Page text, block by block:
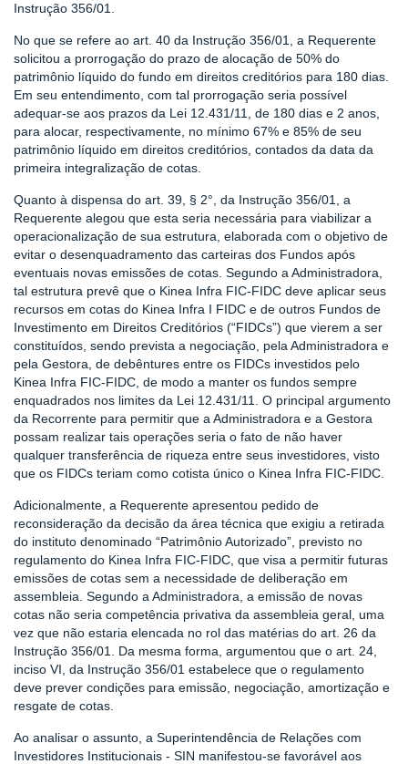
Instrução 356/01.
No que se refere ao art. 40 da Instrução 356/01, a Requerente
solicitou a prorrogação do prazo de alocação de 50% do
patrimônio líquido do fundo em direitos creditórios para 180 dias.
Em seu entendimento, com tal prorrogação seria possível
adequar-se aos prazos da Lei 12.431/11, de 180 dias e 2 anos,
para alocar, respectivamente, no mínimo 67% e 85% de seu
patrimônio líquido em direitos creditórios, contados da data da
primeira integralização de cotas.
Quanto à dispensa do art. 39, § 2°, da Instrução 356/01, a
Requerente alegou que esta seria necessária para viabilizar a
operacionalização de sua estrutura, elaborada com o objetivo de
evitar o desenquadramento das carteiras dos Fundos após
eventuais novas emissões de cotas. Segundo a Administradora,
tal estrutura prevê que o Kinea Infra FIC-FIDC deve aplicar seus
recursos em cotas do Kinea Infra I FIDC e de outros Fundos de
Investimento em Direitos Creditórios (“FIDCs”) que vierem a ser
constituídos, sendo prevista a negociação, pela Administradora e
pela Gestora, de debêntures entre os FIDCs investidos pelo
Kinea Infra FIC-FIDC, de modo a manter os fundos sempre
enquadrados nos limites da Lei 12.431/11. O principal argumento
da Recorrente para permitir que a Administradora e a Gestora
possam realizar tais operações seria o fato de não haver
qualquer transferência de riqueza entre seus investidores, visto
que os FIDCs teriam como cotista único o Kinea Infra FIC-FIDC.
Adicionalmente, a Requerente apresentou pedido de
reconsideração da decisão da área técnica que exigiu a retirada
do instituto denominado “Patrimônio Autorizado”, previsto no
regulamento do Kinea Infra FIC-FIDC, que visa a permitir futuras
emissões de cotas sem a necessidade de deliberação em
assembleia. Segundo a Administradora, a emissão de novas
cotas não seria competência privativa da assembleia geral, uma
vez que não estaria elencada no rol das matérias do art. 26 da
Instrução 356/01. Da mesma forma, argumentou que o art. 24,
inciso VI, da Instrução 356/01 estabelece que o regulamento
deve prever condições para emissão, negociação, amortização e
resgate de cotas.
Ao analisar o assunto, a Superintendência de Relações com
Investidores Institucionais - SIN manifestou-se favorável aos